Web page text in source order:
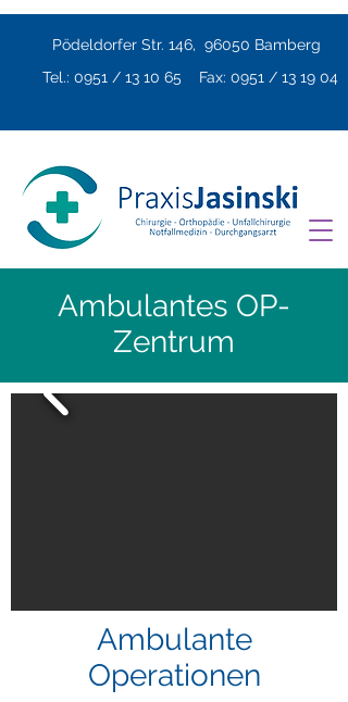
Pödeldorfer Str. 146, 96050 Bamberg
Tel.: 0951 / 13 10 65 Fax: 0951 / 13 19 04
Ambulantes OP-
Zentrum
Ambulante
Operationen